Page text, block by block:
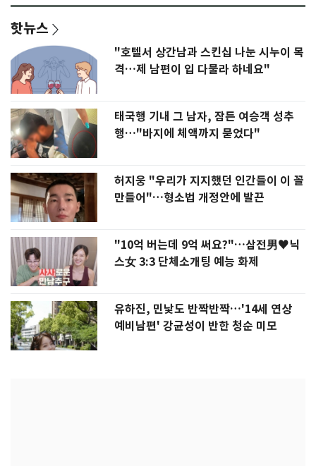
핫뉴스
"호텔서 상간남과 스킨십 나눈 시누이 목
격…제 남편이 입 다물라 하네요"
태국행 기내 그 남자, 잠든 여승객 성추
행…"바지에 체액까지 묻었다"
허지웅 "우리가 지지했던 인간들이 이 꼴
만들어"…형소법 개정안에 발끈
"10억 버는데 9억 써요?"…삼전男♥닉
스女 3:3 단체소개팅 예능 화제
유하진, 민낯도 반짝반짝…'14세 연상
예비남편' 강균성이 반한 청순 미모